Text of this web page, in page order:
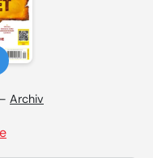
– Archiv